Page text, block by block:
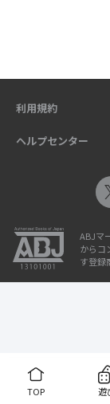
TOP 遊
利用規約
ヘルプセンター
ABJマ
からコ
す登録